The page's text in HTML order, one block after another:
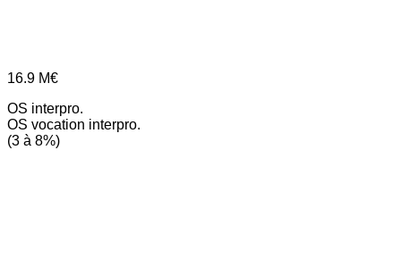
16.9 M€
OS interpro.
OS vocation interpro.
(3 à 8%)